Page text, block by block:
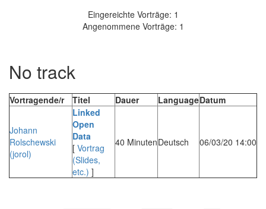
Eingereichte Vorträge: 1
Angenommene Vorträge: 1
No track
Vortragende/r Titel Dauer LanguageDatum
Johann
Rolschewski
(‎jorol‎)
‎Linked
Open
Data‎
[ Vortrag
(Slides,
etc.) ]
40 MinutenDeutsch 06/03/20 14:00